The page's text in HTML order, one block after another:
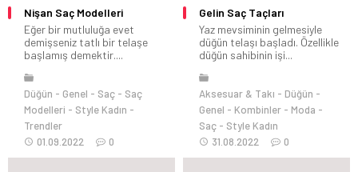
Nişan Saç Modelleri
Eğer bir mutluluğa evet
demişseniz tatlı bir telaşe
başlamış demektir....
Düğün Genel Saç
Saç
Modelleri
Style Kadın
Trendler
01.09.2022
0
Gelin Saç Taçları
Yaz mevsiminin gelmesiyle
düğün telaşı başladı. Özellikle
düğün sahibinin işi...
Aksesuar & Takı
Düğün
Genel
Kombinler
Moda
Saç
Style Kadın
31.08.2022
0